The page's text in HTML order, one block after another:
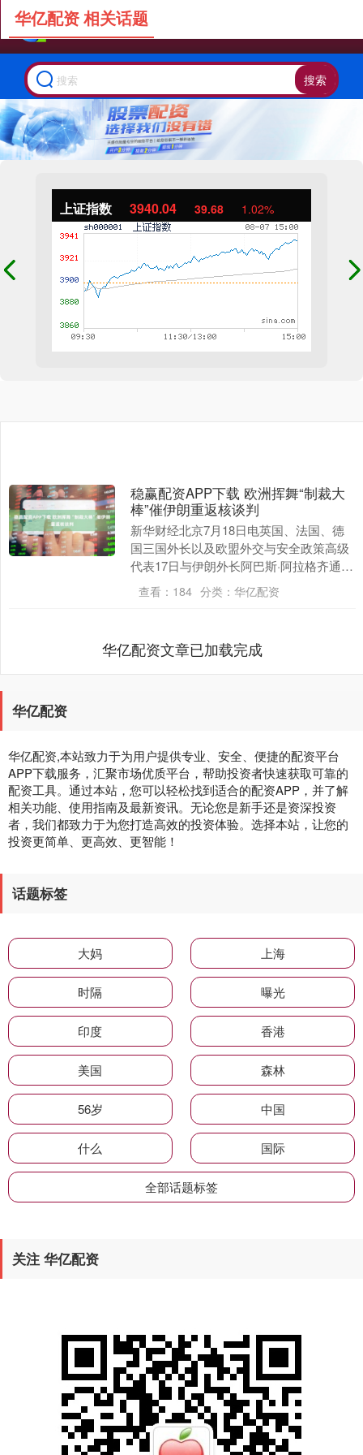
搜索
上证指数 3940.04 39.68 1.02%
华亿配资 相关话题
稳赢配资APP下载 欧洲挥舞“制裁大
棒”催伊朗重返核谈判
新华财经北京7月18日电英国、法国、德
国三国外长以及欧盟外交与安全政策高级
代表17日与伊朗外长阿巴斯·阿拉格齐通电
话，催促伊朗重返核谈判，并称如果在夏
末前未达成....
查看： 184 分类： 华亿配资
华亿配资文章已加载完成
华亿配资
华亿配资,本站致力于为用户提供专业、安全、便捷的配资平台
APP下载服务，汇聚市场优质平台，帮助投资者快速获取可靠的
配资工具。通过本站，您可以轻松找到适合的配资APP，并了解
相关功能、使用指南及最新资讯。无论您是新手还是资深投资
者，我们都致力于为您打造高效的投资体验。选择本站，让您的
投资更简单、更高效、更智能！
话题标签
大妈 上海
时隔 曝光
印度 香港
美国 森林
56岁 中国
什么 国际
全部话题标签
关注 华亿配资